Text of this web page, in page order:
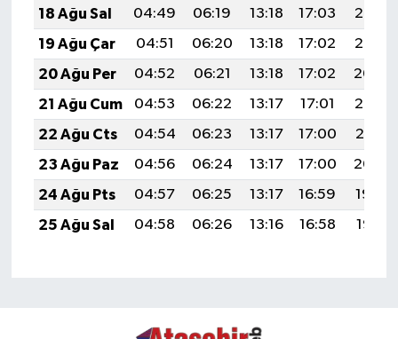
18 Ağu Sal
04:49 06:19 13:18 17:03
20:07
19 Ağu Çar
04:51 06:20 13:18 17:02
20:05
20 Ağu Per
04:52 06:21 13:18 17:02
20:04
21 Ağu Cum
04:53 06:22 13:17 17:01
20:03
22 Ağu Cts
04:54 06:23 13:17 17:00
20:01
23 Ağu Paz
04:56 06:24 13:17 17:00
20:00
24 Ağu Pts
04:57 06:25 13:17 16:59
19:59
25 Ağu Sal
04:58 06:26 13:16 16:58 19:57